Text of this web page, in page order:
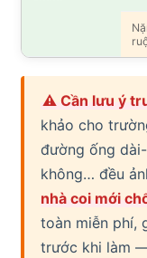
⚠ Cần lưu ý
khảo cho
đường ống
không… đều
nhà coi mới
toàn miễn phí,
trước khi làm